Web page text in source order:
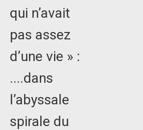
qui n’avait
pas assez
d’une vie » :
....dans
l’abyssale
spirale du